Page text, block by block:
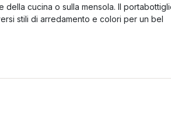
della cucina o sulla mensola. Il
stili di arredamento e colori per un bel